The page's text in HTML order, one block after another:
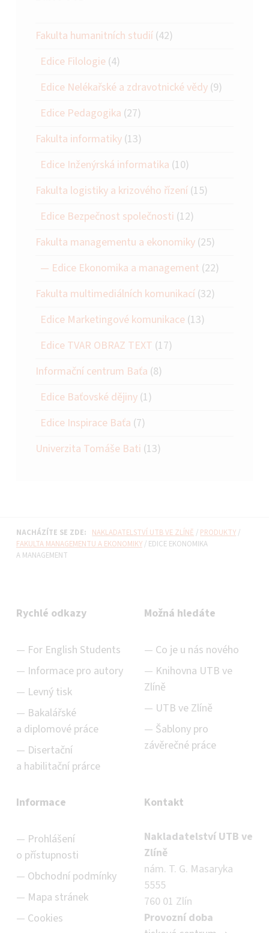
Fakulta humanitních studií (42)
Edice Filologie (4)
Edice Nelékařské a zdravotnické vědy (9)
Edice Pedagogika (27)
Fakulta informatiky (13)
Edice Inženýrská informatika (10)
Fakulta logistiky a krizového řízení (15)
Edice Bezpečnost společnosti (12)
Fakulta managementu a ekonomiky (25)
Edice Ekonomika a management (22)
Fakulta multimediálních komunikací (32)
Edice Marketingové komunikace (13)
Edice TVAR OBRAZ TEXT (17)
Informační centrum Baťa (8)
Edice Baťovské dějiny (1)
Edice Inspirace Baťa (7)
Univerzita Tomáše Bati (13)
NACHÁZÍTE SE ZDE: NAKLADATELSTVÍ UTB VE ZLÍNĚ / PRODUKTY /
FAKULTA MANAGEMENTU A EKONOMIKY/ EDICE EKONOMIKA
A MANAGEMENT
Rychlé odkazy
For English Students
Informace pro autory
Levný tisk
Bakalářské
a diplomové práce
Disertační
a habilitační prárce
Možná hledáte
Co je u nás nového
Knihovna UTB ve
Zlíně
UTB ve Zlíně
Šablony pro
závěrečné práce
Informace
Prohlášení
o přístupnosti
Obchodní podmínky
Mapa stránek
Cookies
Kontakt
Nakladatelství UTB ve
Zlíně
nám. T. G. Masaryka
5555
760 01 Zlín
Provozní doba